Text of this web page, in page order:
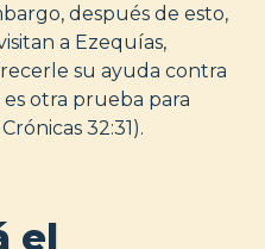
después de esto,
a Ezequías,
su ayuda contra
es otra prueba para
32:31).
el